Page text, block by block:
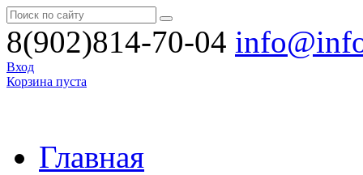
8(902)814-70-04
Вход
Корзина пуста
Главная